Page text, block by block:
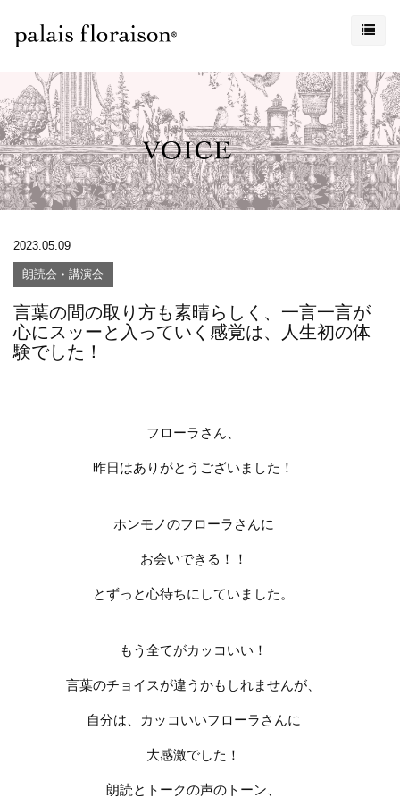
2023.05.09
朗読会・講演会
言葉の間の取り方も素晴らしく、一言一言が
心にスッーと入っていく感覚は、人生初の体
験でした！
フローラさん、
昨日はありがとうございました！
ホンモノのフローラさんに
お会いできる！！
とずっと心待ちにしていました。
もう全てがカッコいい！
言葉のチョイスが違うかもしれませんが、
自分は、カッコいいフローラさんに
大感激でした！
朗読とトークの声のトーン、